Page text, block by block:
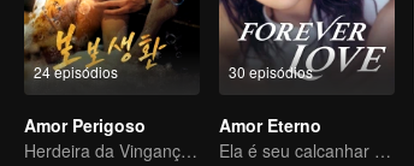
24 episódios
Amor Perigoso
Herdeira da Vingança Usa o Casamento como Isca para se Casar com um Rico
30 episódios
Amor Eterno
Ela é seu calcanhar de Aquiles e sua armadura